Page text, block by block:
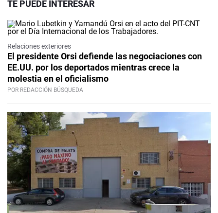
TE PUEDE INTERESAR
Relaciones exteriores
El presidente Orsi defiende las negociaciones con
EE.UU. por los deportados mientras crece la
molestia en el oficialismo
POR REDACCIÓN BÚSQUEDA